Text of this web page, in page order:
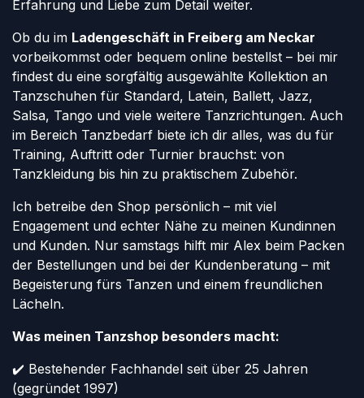
Erfahrung und Liebe zum Detail weiter.
Ob du im Ladengeschäft in Freiberg am Neckar
vorbeikommst oder bequem online bestellst – bei mir
findest du eine sorgfältig ausgewählte Kollektion an
Tanzschuhen für Standard, Latein, Ballett, Jazz,
Salsa, Tango und viele weitere Tanzrichtungen. Auch
im Bereich Tanzbedarf biete ich dir alles, was du für
Training, Auftritt oder Turnier brauchst: von
Tanzkleidung bis hin zu praktischem Zubehör.
Ich betreibe den Shop persönlich – mit viel
Engagement und echter Nähe zu meinen Kundinnen
und Kunden. Nur samstags hilft mir Alex beim Packen
der Bestellungen und bei der Kundenberatung – mit
Begeisterung fürs Tanzen und einem freundlichen
Lächeln.
Was meinen Tanzshop besonders macht:
✔️ Bestehender Fachhandel seit über 25 Jahren
(gegründet 1997)